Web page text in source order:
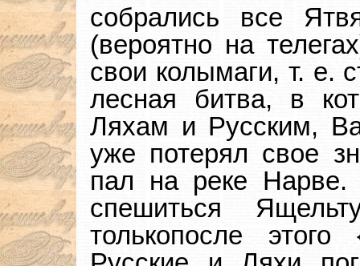
собрались все
(вероятно на
свои колымаги, т. е.
лесная битва, в
Ляхам и Русским,
уже потерял свое
пал на реке Нарве.
спешиться
толькопосле